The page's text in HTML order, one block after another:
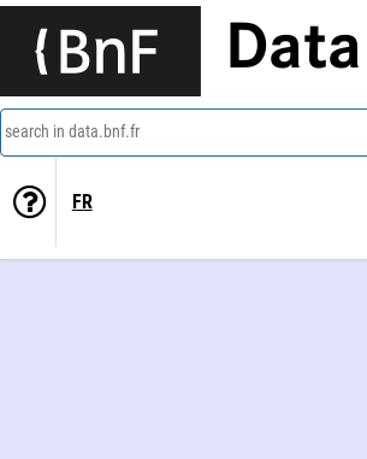
Data
search in data.bnf.fr
FR